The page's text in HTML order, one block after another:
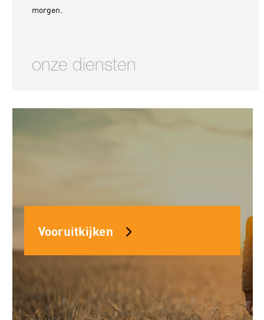
morgen.
onze diensten
Vooruitkijken
een heldere